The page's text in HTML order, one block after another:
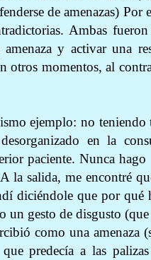
de amenazas) Por
Ambas
y activar una
otros momentos, al
ejemplo: no
en la
paciente. Nunca
la salida, me encontré
diciéndole que por
un gesto de disgusto
como una amenaza
predecía a las